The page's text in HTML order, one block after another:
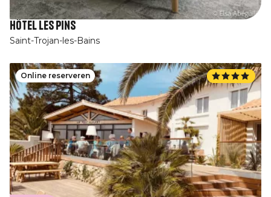
Hôtel Les Pins
Saint-Trojan-les-Bains
Online reserveren